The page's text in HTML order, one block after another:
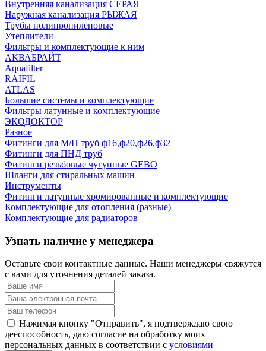
Внутренняя канализация СЕРАЯ
Наружная канализация РЫЖАЯ
Трубы полипропиленовые
Утеплители
Фильтры и комплектующие к ним
АКВАБРАЙТ
Aquafilter
RAIFIL
ATLAS
Большие системы и комплектующие
Фильтры латунные и комплектующие
ЭКОДОКТОР
Разное
Фитинги для М/П труб ф16,ф20,ф26,ф32
Фитинги для ПНД труб
Фитинги резьбовые чугунные GEBO
Шланги для стиральных машин
Инструменты
Фитинги латунные хромированные и комплектующие
Комплектующие для отопления (разные)
Комплектующие для радиаторов
Узнать наличие у менеджера
Оставьте свои контактные данные. Наши менеджеры свяжутся
с вами для уточнения деталей заказа.
Нажимая кнопку "Отправить", я подтверждаю свою
дееспособность, даю согласие на обработку моих
персональных данных в соответствии с условиями